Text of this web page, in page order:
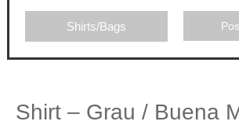
Shirts/Bags
Shirt – Grau / Buena